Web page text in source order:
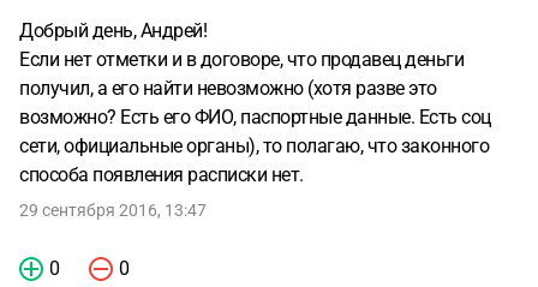
Добрый день, Андрей!
Если нет отметки и в договоре, что продавец деньги
получил, а его найти невозможно (хотя разве это
возможно? Есть его ФИО, паспортные данные. Есть соц
сети, официальные органы), то полагаю, что законного
способа появления расписки нет.
29 сентября 2016, 13:47
0 0